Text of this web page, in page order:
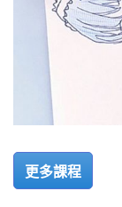
更多課程